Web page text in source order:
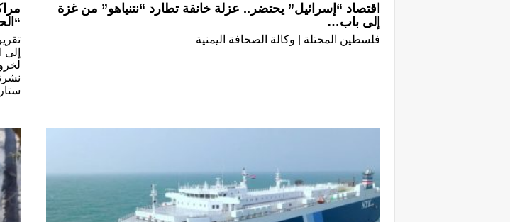
اقتصاد “إسرائيل” يحتضر.. عزلة خانقة تطارد “نتنياهو” من غزة
إلى باب…
فلسطين المحتلة | وكالة الصحافة اليمنية